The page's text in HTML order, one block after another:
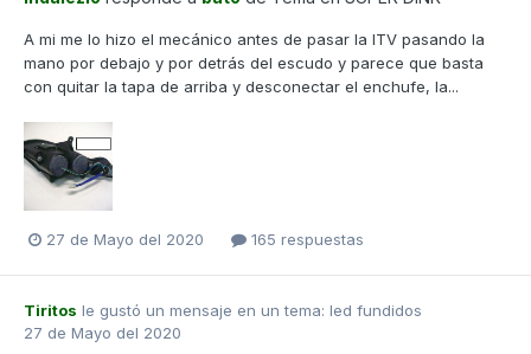
A mi me lo hizo el mecánico antes de pasar la ITV pasando la
mano por debajo y por detrás del escudo y parece que basta
con quitar la tapa de arriba y desconectar el enchufe, la...
27 de Mayo del 2020 165 respuestas
Tiritos le gustó un mensaje en un tema: led fundidos
27 de Mayo del 2020